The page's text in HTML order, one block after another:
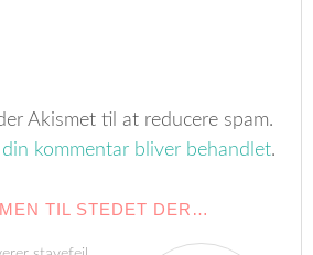
Akismet til at reducere spam.
kommentar bliver behandlet.
TIL STEDET DER…